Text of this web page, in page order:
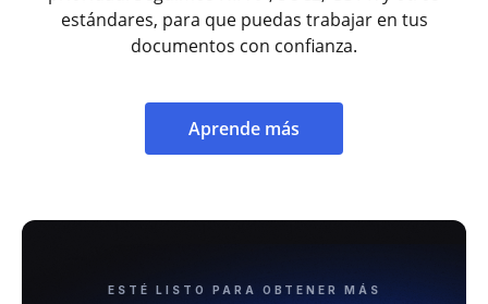
estándares, para que puedas trabajar en tus
documentos con confianza.
Aprende más
ESTÉ LISTO PARA OBTENER MÁS